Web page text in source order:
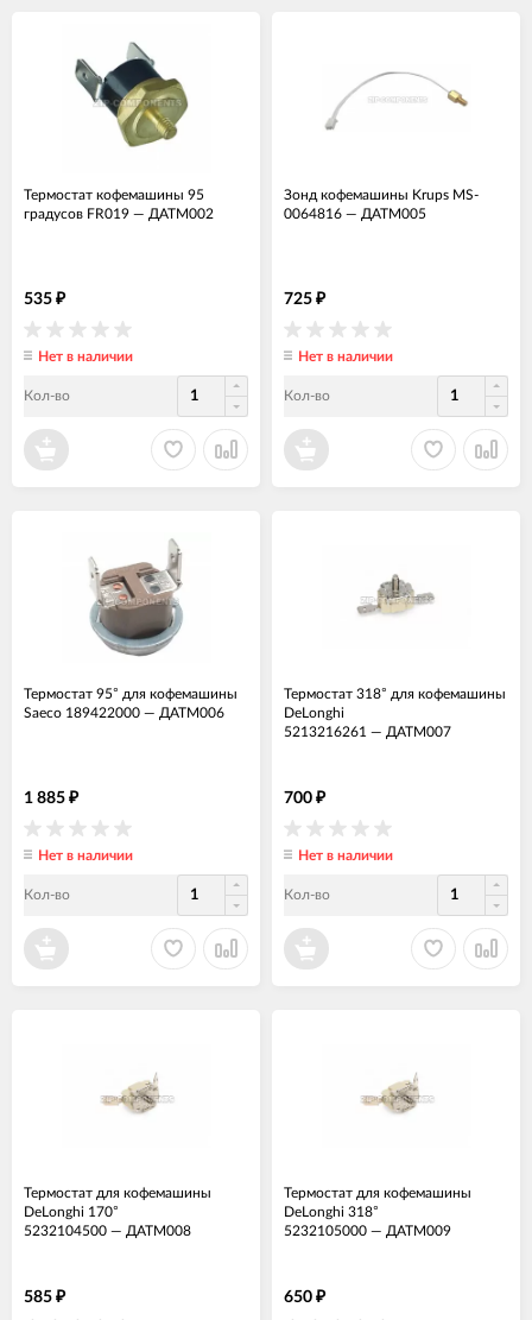
Термостат кофемашины 95
градусов FR019 — ДАТМ002
535 ₽
Нет в наличии
Кол-во
Зонд кофемашины Krups MS-
0064816 — ДАТМ005
725 ₽
Нет в наличии
Кол-во
Термостат 95° для кофемашины
Saeco 189422000 — ДАТМ006
1 885 ₽
Нет в наличии
Кол-во
Термостат 318° для кофемашины
DeLonghi
5213216261 — ДАТМ007
700 ₽
Нет в наличии
Кол-во
Термостат для кофемашины
DeLonghi 170°
5232104500 — ДАТМ008
585 ₽
Термостат для кофемашины
DeLonghi 318°
5232105000 — ДАТМ009
650 ₽